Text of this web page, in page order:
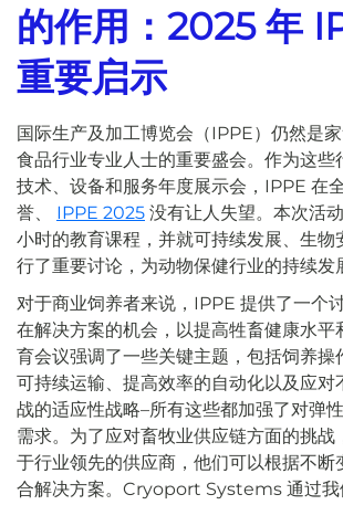
的作用：2025 年
重要启示
国际生产及加工博览会（IPPE）仍然是
食品行业专业人士的重要盛会。作为这些
技术、设备和服务年度展示会，IPPE 在
誉、 IPPE 2025 没有让人失望。本次活
小时的教育课程，并就可持续发展、生物
行了重要讨论，为动物保健行业的持续发
对于商业饲养者来说，IPPE 提供了一个
在解决方案的机会，以提高牲畜健康水平
育会议强调了一些关键主题，包括饲养操
可持续运输、提高效率的自动化以及应对
战的适应性战略–所有这些都加强了对弹
需求。为了应对畜牧业供应链方面的挑战
于行业领先的供应商，他们可以根据不断
合解决方案。Cryoport Systems 通过我